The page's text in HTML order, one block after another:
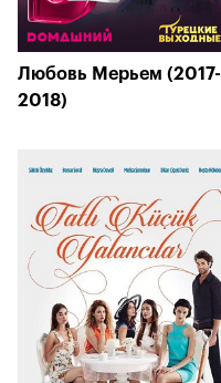
Любовь Мерьем (2017-
2018)